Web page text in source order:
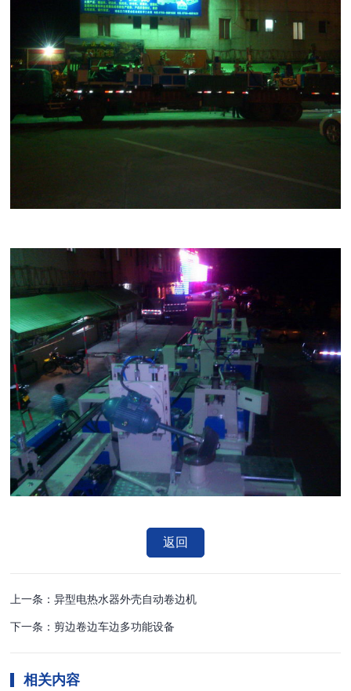
返回
上一条：异型电热水器外壳自动卷边机
下一条：剪边卷边车边多功能设备
相关内容